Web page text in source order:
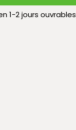
1-2 jours ouvrables